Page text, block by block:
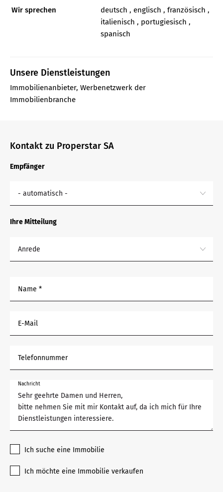
Wir sprechen
deutsch , englisch , französisch ,
italienisch , portugiesisch ,
spanisch
Unsere Dienstleistungen
Immobilienanbieter, Werbenetzwerk der
Immobilienbranche
Kontakt zu Properstar SA
Empfänger
- automatisch -
Ihre Mitteilung
Anrede
Name *
E-Mail
Telefonnummer
Nachricht
Ich suche eine Immobilie
Ich möchte eine Immobilie verkaufen